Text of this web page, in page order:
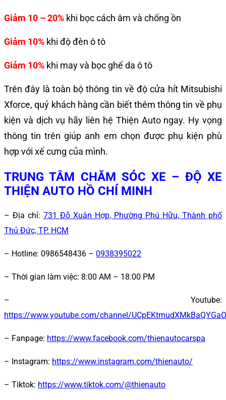
Giảm 10 – 20% khi bọc cách âm và chống ồn
Giảm 10% khi độ đèn ô tô
Giảm 10% khi may và bọc ghế da ô tô
Trên đây là toàn bộ thông tin về độ cửa hítMitsubishi
Xforce, quý khách hàng cần biết thêm thông tin về phụ
kiện và dịch vụ hãy liên hệ Thiện Auto ngay. Hy vọng
thông tin trên giúp anh em chọn được phụ kiện phù
hợp với xế cưng của mình.
TRUNG TÂM CHĂM SÓC XE – ĐỘ XE
THIỆN AUTO HỒ CHÍ MINH
– Địa chỉ: 731 Đỗ Xuân Hợp, Phường Phú Hữu, Thành phố
Thủ Đức, TP. HCM
– Hotline: 0986548436 – 0938395022
– Thời gian làm việc: 8:00 AM – 18:00 PM
– Youtube:
https://www.youtube.com/channel/
– Fanpage: https://www.facebook.com/thienautocarspa
– Instagram: https://www.instagram.com/thienauto/
– Tiktok: https://www.tiktok.com/@thienauto